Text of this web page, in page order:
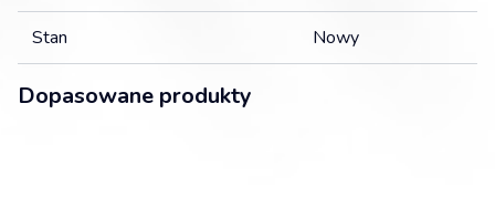
Stan Nowy
Dopasowane produkty